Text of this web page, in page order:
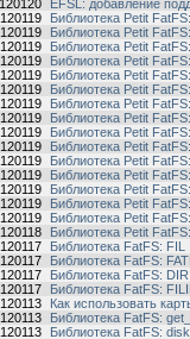
120120
EFSL: добавление
120119
Библиотека Petit
120119
Библиотека Petit
120119
Библиотека Petit
120119
Библиотека Petit
120119
Библиотека Petit
120119
Библиотека Petit
120119
Библиотека Petit
120119
Библиотека Petit
120119
Библиотека Petit
120119
Библиотека Petit
120119
Библиотека Petit
120119
Библиотека Petit
120119
Библиотека Petit
120119
Библиотека Petit
120119
Библиотека Petit
120118
Библиотека Petit
120117
Библиотека FatFS: FIL
120117
Библиотека FatFS:
120117
Библиотека FatFS: DIR
120117
Библиотека FatFS:
120113
Как использовать
120113
Библиотека FatFS:
120113
Библиотека FatFS: